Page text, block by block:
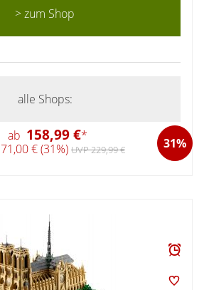
> zum Shop
alle Shops:
ab 158,99 €* 31%
71,00 € (31%) UVP 229,99 €